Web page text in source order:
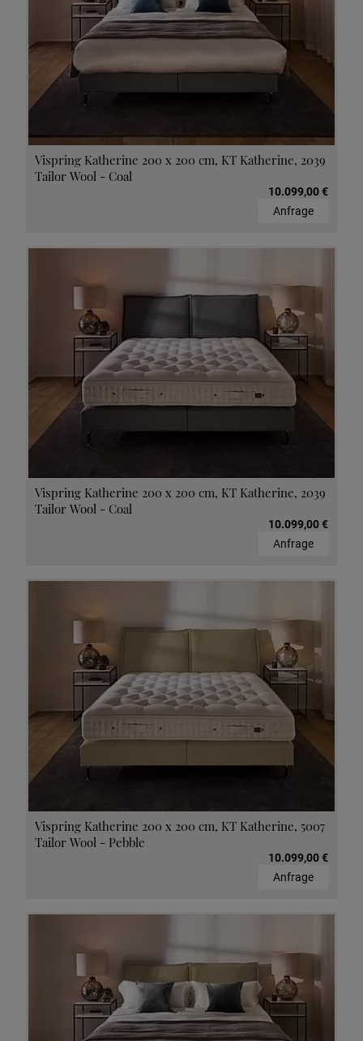
Vispring Katherine 200 x 200 cm, KT Katherine, 2039
Tailor Wool - Coal
10.099,00 €
Anfrage
Vispring Katherine 200 x 200 cm, KT Katherine, 2039
Tailor Wool - Coal
10.099,00 €
Anfrage
Vispring Katherine 200 x 200 cm, KT Katherine, 5007
Tailor Wool - Pebble
10.099,00 €
Anfrage